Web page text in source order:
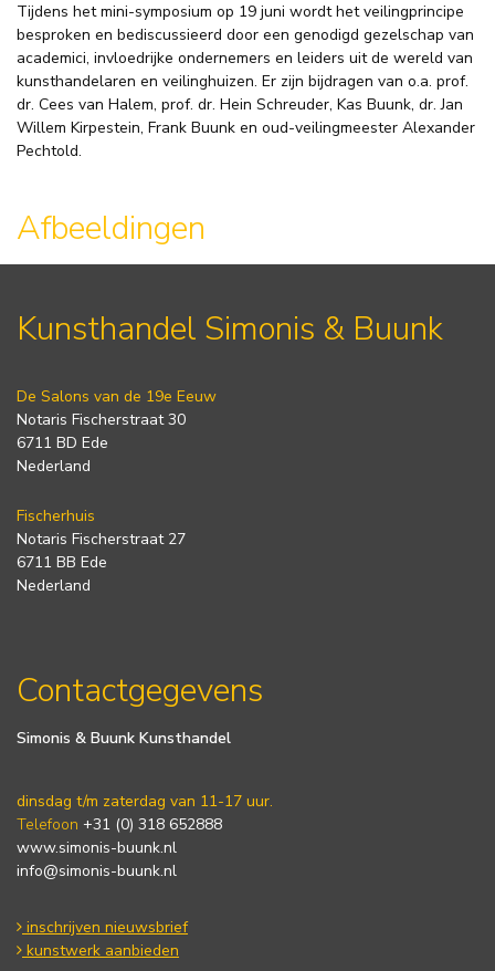
Tijdens het mini-symposium op 19 juni wordt het veilingprincipe
besproken en bediscussieerd door een genodigd gezelschap van
academici, invloedrijke ondernemers en leiders uit de wereld van
kunsthandelaren en veilinghuizen. Er zijn bijdragen van o.a. prof.
dr. Cees van Halem, prof. dr. Hein Schreuder, Kas Buunk, dr. Jan
Willem Kirpestein, Frank Buunk en oud-veilingmeester Alexander
Pechtold.
Afbeeldingen
Kunsthandel Simonis & Buunk
De Salons van de 19e Eeuw
Notaris Fischerstraat 30
6711 BD Ede
Nederland
Fischerhuis
Notaris Fischerstraat 27
6711 BB Ede
Nederland
Contactgegevens
Simonis & Buunk Kunsthandel
dinsdag t/m zaterdag van 11-17 uur.
Telefoon +31 (0) 318 652888
www.simonis-buunk.nl
info@simonis-buunk.nl
inschrijven nieuwsbrief
kunstwerk aanbieden